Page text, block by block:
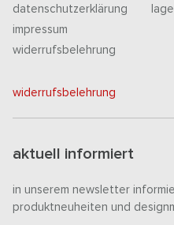
datenschutzerklärung
impressum
widerrufsbelehrung
widerrufsbelehrung
aktuell informiert
in unserem newsletter
produktneuheiten und